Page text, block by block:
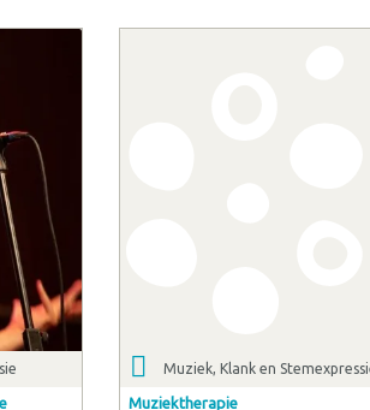
Muziek, Klank en
Muziektherapie